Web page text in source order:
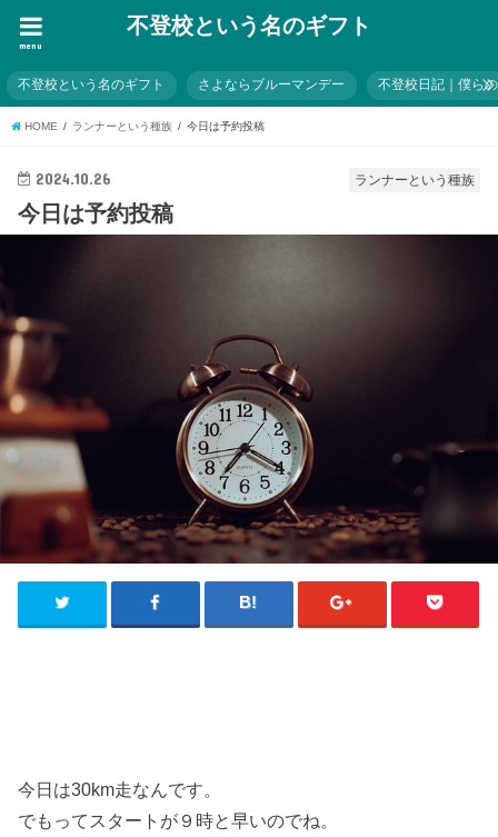
不登校という名のギフト
menu
不登校という名のギフト さよならブルーマンデー 不登校日記｜僕ら
HOME ランナーという種族 今日は予約投稿
ランナーという種族
2024.10.26
今日は予約投稿
今日は30km走なんです。
でもってスタートが９時と早いのでね。